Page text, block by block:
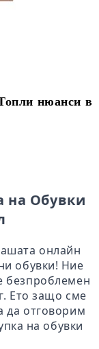
нюанси в
на Обувки
онлайн
обувки! Ние
безпроблемен
Ето защо сме
да отговорим
на обувки